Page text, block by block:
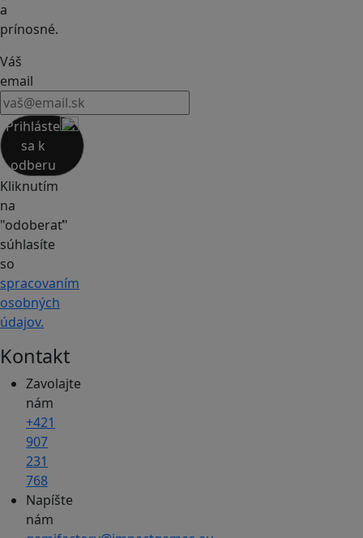
a
prínosné.
Váš
email
Prihláste
sa k
odberu
Kliknutím
na
"odoberať"
súhlasíte
so
spracovaním
osobných
údajov.
Kontakt
Zavolajte
nám
+421
907
231
768
Napíšte
nám